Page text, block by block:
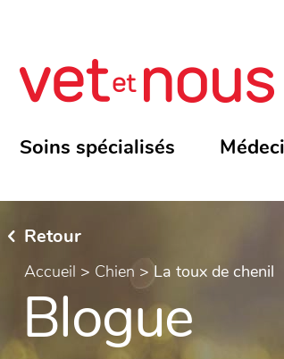
Soins spécialisés
Retour
Accueil > Chien > La toux de chenil
Blogue